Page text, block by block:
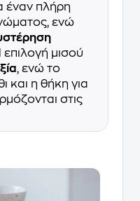
έναν πλήρη
ενώ
μισού
, ενώ το
και η θήκη για
στις